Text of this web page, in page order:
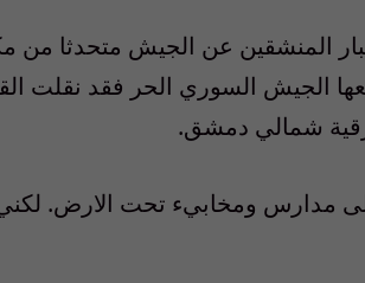
المنشقين عن الجيش متحدثا
الجيش السوري الحر فقد نقلت
شمالي دمشق.
الى مدارس ومخابيء تحت الارض.